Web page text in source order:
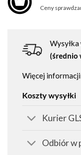
Ceny
(średnio
Więcej informacji
Koszty wysyłki
Kurier
Odbiór w